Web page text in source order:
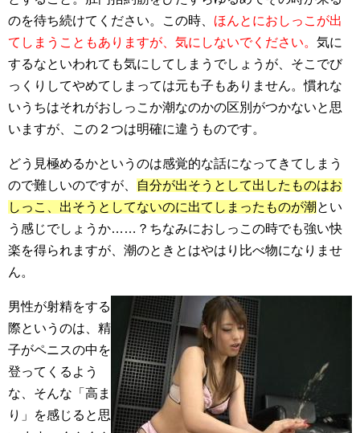
のを待ち続けてください。この時、 ほんとにおしっこが出
てしまうこともありますが、気にしないでください。 気に
するなといわれても気にしてしまうでしょうが、そこでび
っくりしてやめてしまっては元も子もありません。慣れな
いうちはそれがおしっこか潮なのかの区別がつかないと思
いますが、この２つは明確に違うものです。
どう見極めるかというのは感覚的な話になってきてしまう
ので難しいのですが、
自分が出そうとして出したものはお
しっこ、出そうとしてないのに出てしまったものが潮 とい
う感じでしょうか……？ちなみにおしっこの時でも強い快
楽を得られますが、潮のときとはやはり比べ物になりませ
ん。
男性が射精をする
際というのは、精
子がペニスの中を
登ってくるよう
な、そんな「高ま
り」を感じると思